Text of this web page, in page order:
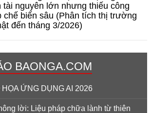
tài nguyên lớn nhưng thiếu công
chế biến sâu (Phân tích thị trường
đến tháng 3/2026)
BAONGA.COM
ỨNG DỤNG AI 2026
lời: Liệu pháp chữa lành từ thiên